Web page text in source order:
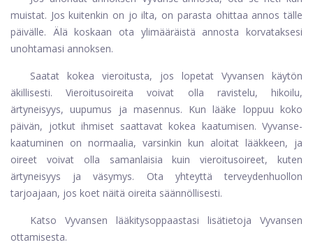
muistat. Jos kuitenkin on jo ilta, on parasta ohittaa annos tälle
päivälle. Älä koskaan ota ylimääräistä annosta korvataksesi
unohtamasi annoksen.
Saatat kokea vieroitusta, jos lopetat Vyvansen käytön
äkillisesti. Vieroitusoireita voivat olla ravistelu, hikoilu,
ärtyneisyys, uupumus ja masennus. Kun lääke loppuu koko
päivän, jotkut ihmiset saattavat kokea kaatumisen. Vyvanse-
kaatuminen on normaalia, varsinkin kun aloitat lääkkeen, ja
oireet voivat olla samanlaisia ​​kuin vieroitusoireet, kuten
ärtyneisyys ja väsymys. Ota yhteyttä terveydenhuollon
tarjoajaan, jos koet näitä oireita säännöllisesti.
Katso Vyvansen lääkitysoppaastasi lisätietoja Vyvansen
ottamisesta.